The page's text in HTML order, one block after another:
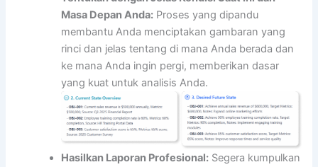
Masa Depan Anda: Proses yang dipandu
membantu Anda menciptakan gambaran yang
rinci dan jelas tentang di mana Anda berada dan
ke mana Anda ingin pergi, memberikan dasar
yang kuat untuk analisis Anda.
Hasilkan Laporan Profesional: Segera kumpulkan